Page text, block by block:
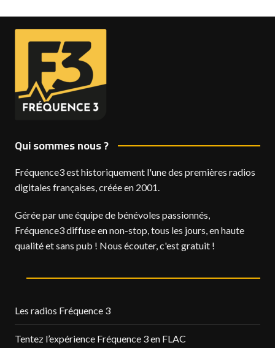
Qui sommes nous ?
Fréquence3 est historiquement l'une des premières radios
digitales françaises, créée en 2001.
Gérée par une équipe de bénévoles passionnés,
Fréquence3 diffuse en non-stop, tous les jours, en haute
qualité et sans pub ! Nous écouter, c'est gratuit !
Les radios Fréquence 3
Tentez l’expérience Fréquence 3 en FLAC